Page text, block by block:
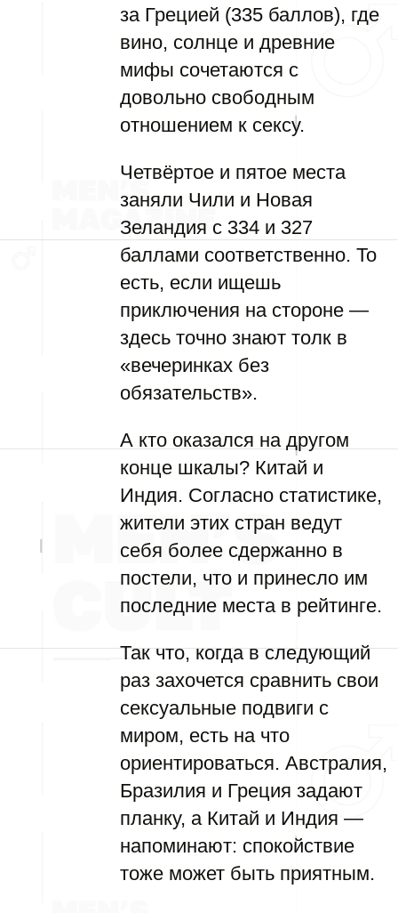
за Грецией (335 баллов), где
вино, солнце и древние
мифы сочетаются с
довольно свободным
отношением к сексу.
Четвёртое и пятое места
заняли Чили и Новая
Зеландия с 334 и 327
баллами соответственно. То
есть, если ищешь
приключения на стороне —
здесь точно знают толк в
«вечеринках без
обязательств».
А кто оказался на другом
конце шкалы? Китай и
Индия. Согласно статистике,
жители этих стран ведут
себя более сдержанно в
постели, что и принесло им
последние места в рейтинге.
Так что, когда в следующий
раз захочется сравнить свои
сексуальные подвиги с
миром, есть на что
ориентироваться. Австралия,
Бразилия и Греция задают
планку, а Китай и Индия —
напоминают: спокойствие
тоже может быть приятным.